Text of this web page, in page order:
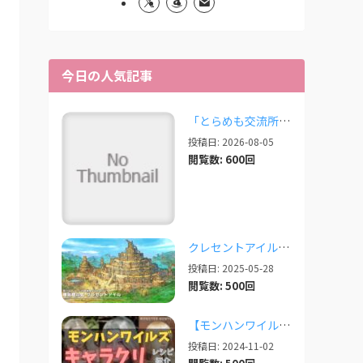
今日の人気記事
「とらめも交流所」の報告 2026/08/03
投稿日: 2026-08-05
閲覧数: 600回
クレセントアイルで使えるツール情報まとめ【2026/07/30更新】
投稿日: 2025-05-28
閲覧数: 500回
【モンハンワイルズ】美人・かわいいキャラクリレシピまとめ＋その他オススメの設定など
投稿日: 2024-11-02